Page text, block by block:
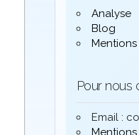
Analyse
Blog
Pour nous
Email :